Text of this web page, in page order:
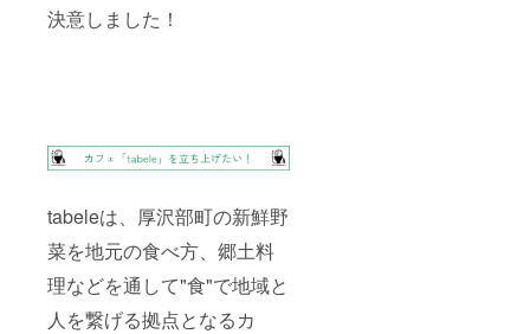
決意しました！
tabeleは、厚沢部町の新鮮野
菜を地元の食べ方、郷土料
理などを通して"食"で地域と
人を繋げる拠点となるカ